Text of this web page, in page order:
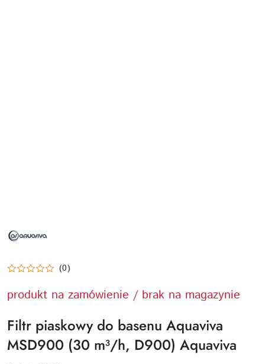
AQUAVIVA
(0)
produkt na zamówienie / brak na magazynie
Filtr piaskowy do basenu Aquaviva
MSD900 (30 m³/h, D900) Aquaviva